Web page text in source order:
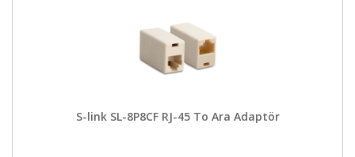
S-link SL-8P8CF RJ-45 To Ara Adaptör